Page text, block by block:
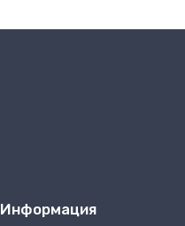
Информация